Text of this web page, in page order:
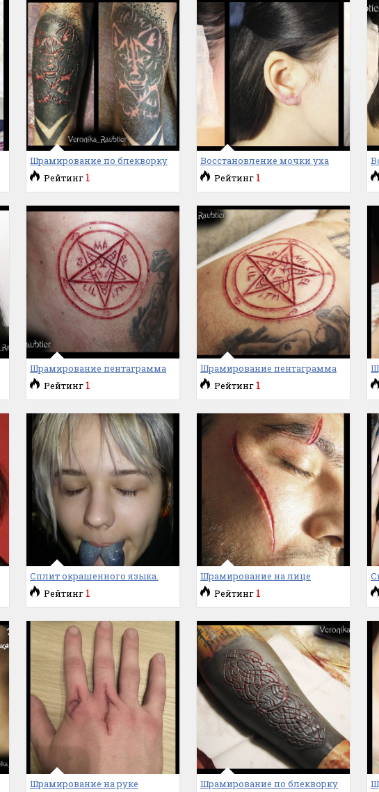
Шрамирование по блекворку
Рейтинг 1
Восстановление мочки уха
Рейтинг 1
Шрамирование пентаграмма
Рейтинг 1
Шрамирование пентаграмма
Рейтинг 1
Сплит окрашенного языка.
Рейтинг 1
Шрамирование на лице
Рейтинг 1
Шрамирование на руке
Шрамирование по блекворку